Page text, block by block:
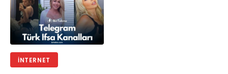
İNTERNET